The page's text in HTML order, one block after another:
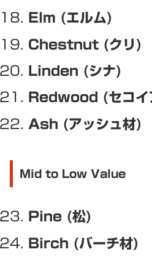
Elm (エルム)
Chestnut (クリ)
Linden (シナ)
Redwood (セコイ
Ash (アッシュ材)
Mid to Low Value
Pine (松)
Birch (バーチ材)